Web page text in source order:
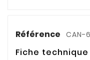
Référence CAN-
Fiche technique